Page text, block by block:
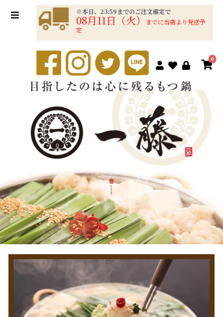
※本日、23:59までのご注文確定で
08月11日（火）
までに当店より発送予
定
0